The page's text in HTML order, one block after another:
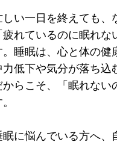
しい一日を終えても、
疲れているのに眠れ
。睡眠は、心と体の健
力低下や気分が落ち込
からこそ、「眠れな
眠に悩んでいる方へ、